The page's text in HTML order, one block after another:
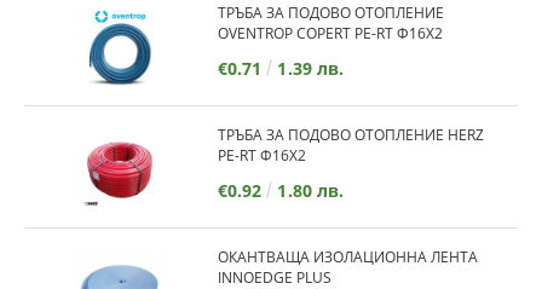
ТРЪБА ЗА ПОДОВО ОТОПЛЕНИЕ
OVENTROP COPERT PE-RT Ф16Х2
€0.71 1.39 лв.
ТРЪБА ЗА ПОДОВО ОТОПЛЕНИЕ HERZ
PE-RT Ф16Х2
€0.92 1.80 лв.
ОКАНТВАЩА ИЗОЛАЦИОННА ЛЕНТА
INNOEDGE PLUS